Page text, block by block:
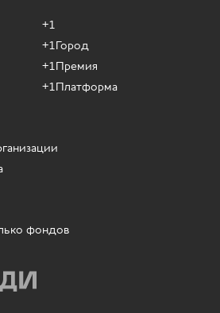
+1
+1Город
+1Премия
+1Платформа
фондов